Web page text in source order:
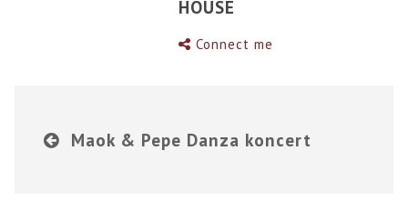
HOUSE
Connect me
Maok & Pepe Danza koncert